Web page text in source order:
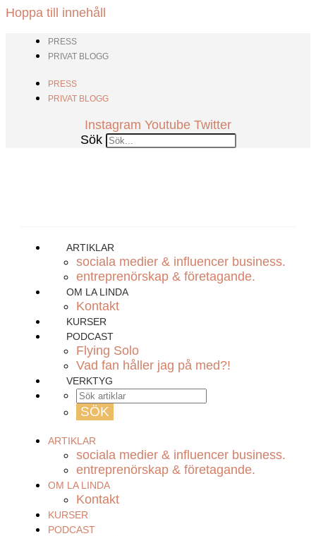
Hoppa till innehåll
PRESS
PRIVAT BLOGG
PRESS
PRIVAT BLOGG
Instagram Youtube Twitter
Sök
ARTIKLAR
sociala medier & influencer business.
entreprenörskap & företagande.
OM LA LINDA
Kontakt
KURSER
PODCAST
Flying Solo
Vad fan håller jag på med?!
VERKTYG
ARTIKLAR
sociala medier & influencer business.
entreprenörskap & företagande.
OM LA LINDA
Kontakt
KURSER
PODCAST